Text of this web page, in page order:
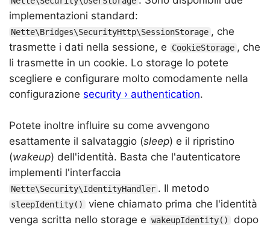
implementazioni standard:
Nette\Bridges\SecurityHttp\SessionStorage , che
trasmette i dati nella sessione, e
CookieStorage , che
li trasmette in un cookie. Lo storage lo potete
scegliere e configurare molto comodamente nella
configurazione security › authentication.
Potete inoltre influire su come avvengono
esattamente il salvataggio (sleep) e il ripristino
(wakeup) dell'identità. Basta che l'autenticatore
implementi l'interfaccia
Nette\Security\IdentityHandler . Il metodo
sleepIdentity()
viene chiamato prima che l'identità
venga scritta nello storage e wakeupIdentity()
dopo